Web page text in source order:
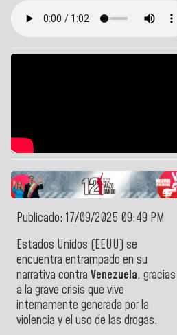
Publicado: 17/09/2025 09:49 PM
Estados Unidos (EEUU) se
encuentra entrampado en su
narrativa contra Venezuela, gracias
a la grave crisis que vive
internamente generada por la
violencia y el uso de las drogas.